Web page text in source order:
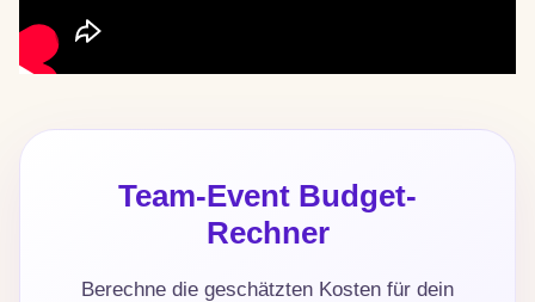
Team-Event Budget-
Rechner
Berechne die geschätzten Kosten für dein